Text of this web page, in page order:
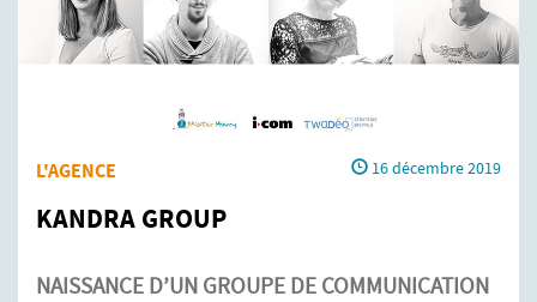
L'AGENCE 16 décembre 2019
KANDRA GROUP
NAISSANCE D’UN GROUPE DE COMMUNICATION